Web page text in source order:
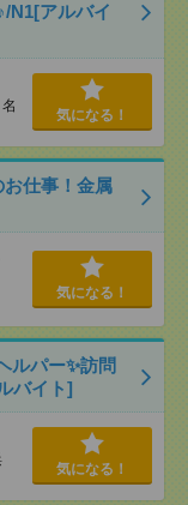
N1[アルバイ
気になる！
仕事！金属
気になる！
ルパー✨訪問
バイト]
気になる！